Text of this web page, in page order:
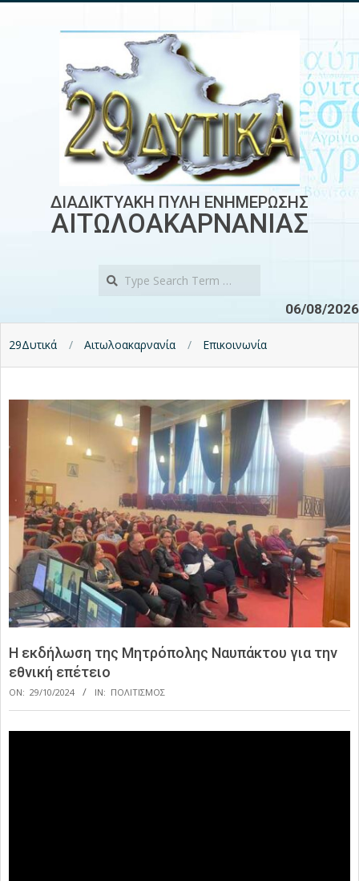
ΔΙΑΔΙΚΤΥΑΚΗ ΠΥΛΗ ΕΝΗΜΕΡΩΣΗΣ
ΑΙΤΩΛΟΑΚΑΡΝΑΝΙΑΣ
06/08/2026
29Δυτικά Αιτωλοακαρνανία Επικοινωνία
Η εκδήλωση της Μητρόπολης Ναυπάκτου για την
εθνική επέτειο
ON: 29/10/2024 IN: ΠΟΛΙΤΙΣΜΟΣ